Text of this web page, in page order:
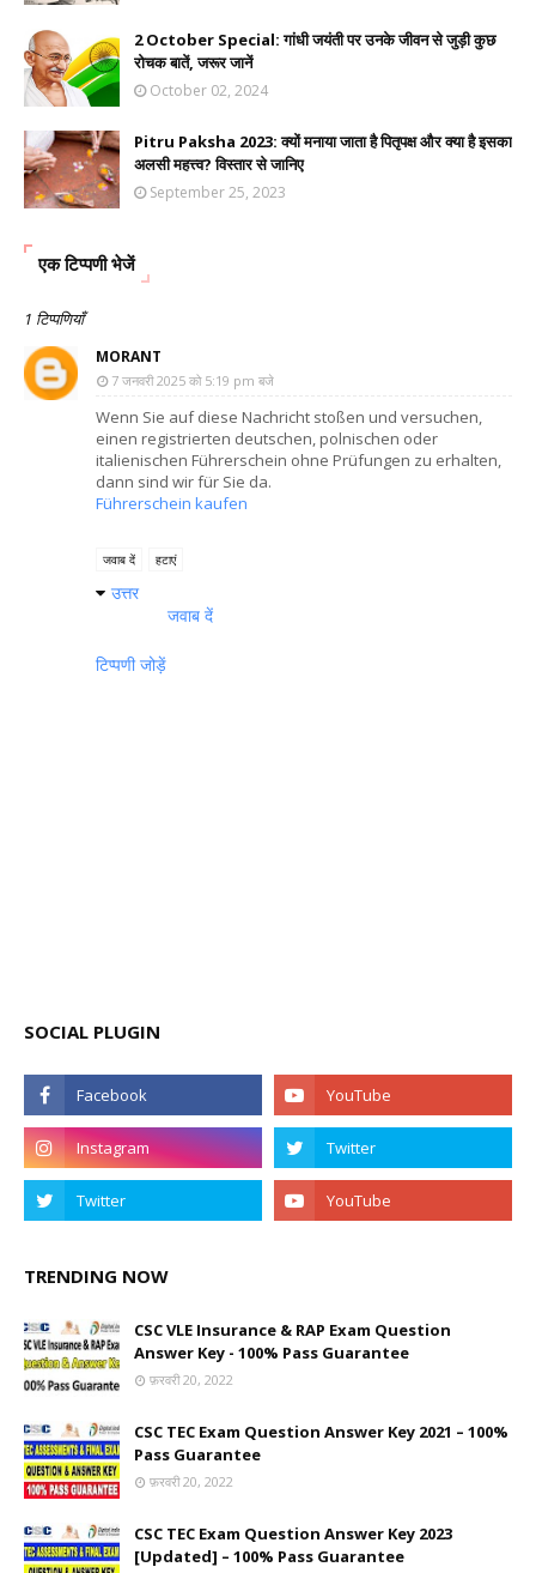
2 October Special: गांधी जयंती पर उनके जीवन से जुड़ी कुछ
रोचक बातें, जरूर जानें
October 02, 2024
Pitru Paksha 2023: क्यों मनाया जाता है पितृपक्ष और क्या है इसका
अलसी महत्त्व? विस्तार से जानिए
September 25, 2023
एक टिप्पणी भेजें
1 टिप्पणियाँ
MORANT
7 जनवरी 2025 को 5:19 pm बजे
Wenn Sie auf diese Nachricht stoßen und versuchen,
einen registrierten deutschen, polnischen oder
italienischen Führerschein ohne Prüfungen zu erhalten,
dann sind wir für Sie da.
Führerschein kaufen
जवाब दें हटाएं
उत्तर
जवाब दें
टिप्पणी जोड़ें
SOCIAL PLUGIN
TRENDING NOW
CSC VLE Insurance & RAP Exam Question
Answer Key - 100% Pass Guarantee
फ़रवरी 20, 2022
CSC TEC Exam Question Answer Key 2021 – 100%
Pass Guarantee
फ़रवरी 20, 2022
CSC TEC Exam Question Answer Key 2023
[Updated] – 100% Pass Guarantee